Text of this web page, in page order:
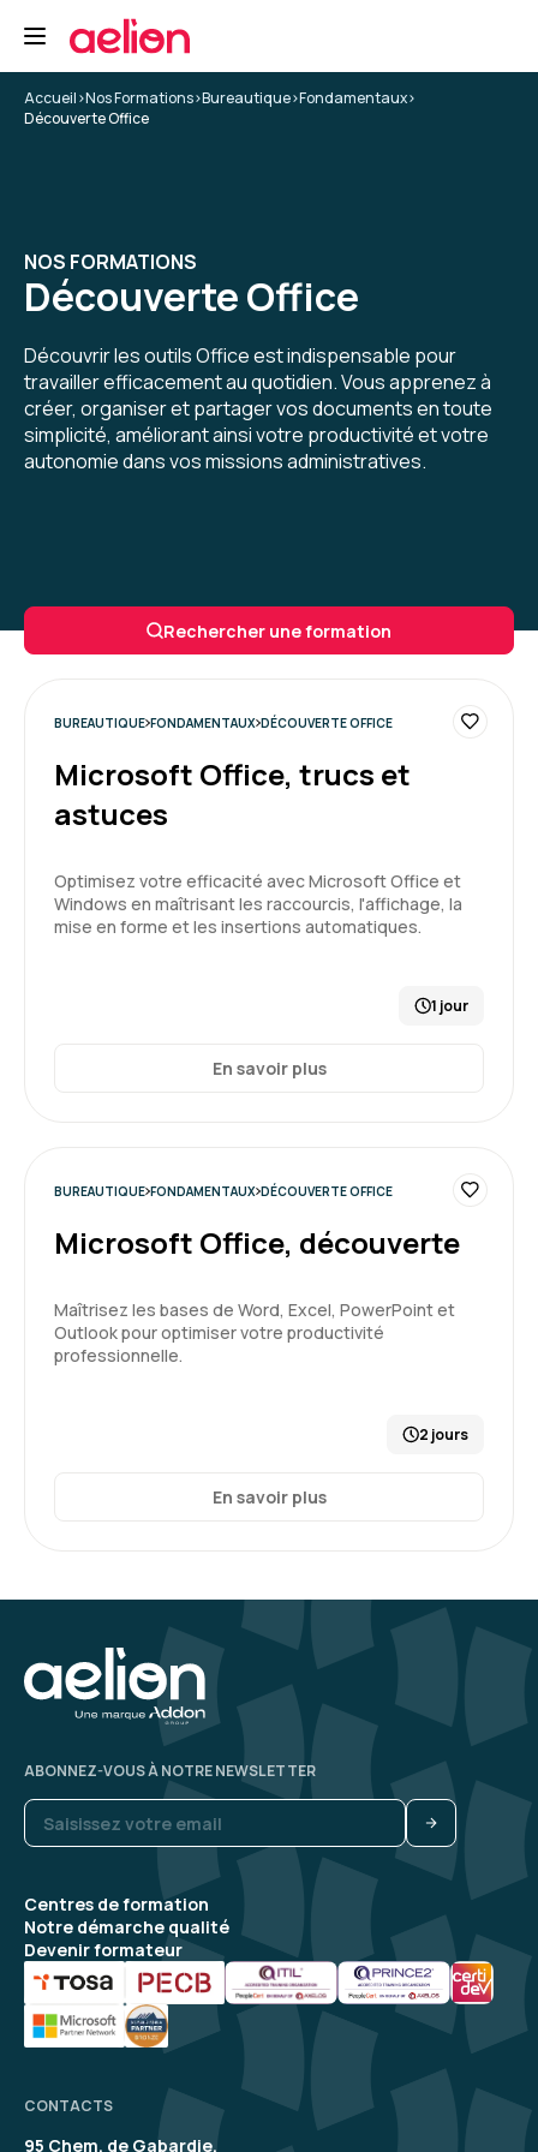
Accueil>Nos Formations>Bureautique>Fondamentaux>
Découverte Office
NOS FORMATIONS
Découverte Office
Découvrir les outils Office est indispensable pour
travailler efficacement au quotidien. Vous apprenez à
créer, organiser et partager vos documents en toute
simplicité, améliorant ainsi votre productivité et votre
autonomie dans vos missions administratives.
Rechercher une formation
BUREAUTIQUE FONDAMENTAUX DÉCOUVERTE OFFICE
Microsoft Office, trucs et
astuces
Optimisez votre efficacité avec Microsoft Office et
Windows en maîtrisant les raccourcis, l'affichage, la
mise en forme et les insertions automatiques.
1 jour
En savoir plus
BUREAUTIQUE FONDAMENTAUX DÉCOUVERTE OFFICE
Microsoft Office, découverte
Maîtrisez les bases de Word, Excel, PowerPoint et
Outlook pour optimiser votre productivité
professionnelle.
2 jours
En savoir plus
Centres de formation
Notre démarche qualité
Devenir formateur
ABONNEZ-VOUS À NOTRE NEWSLETTER
CONTACTS
95 Chem. de Gabardie,